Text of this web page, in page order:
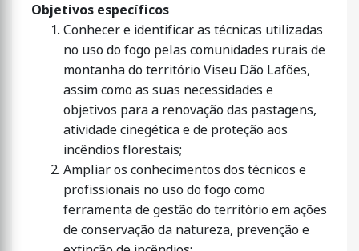
Objetivos específicos
Conhecer e identificar as técnicas utilizadas
no uso do fogo pelas comunidades rurais de
montanha do território Viseu Dão Lafões,
assim como as suas necessidades e
objetivos para a renovação das pastagens,
atividade cinegética e de proteção aos
incêndios florestais;
Ampliar os conhecimentos dos técnicos e
profissionais no uso do fogo como
ferramenta de gestão do território em ações
de conservação da natureza, prevenção e